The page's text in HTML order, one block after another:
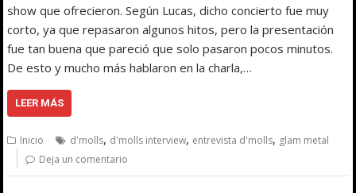
show que ofrecieron. Según Lucas, dicho concierto fue muy
corto, ya que repasaron algunos hitos, pero la presentación
fue tan buena que pareció que solo pasaron pocos minutos.
De esto y mucho más hablaron en la charla,…
LEER MÁS
Inicio d'molls, d'molls interview, entrevista d'molls, glam metal
Deja un comentario